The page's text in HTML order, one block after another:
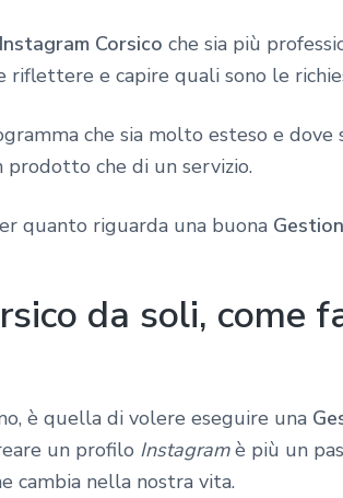
Corsico che sia più
riflettere e capire quali sono le
che sia molto esteso e dove
prodotto che di un servizio.
quanto riguarda una buona
da soli, come
è quella di volere eseguire una
un profilo Instagramè più un
cambia nella nostra vita.